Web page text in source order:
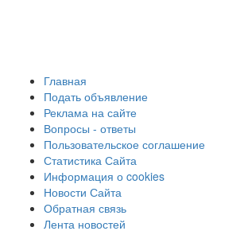
Главная
Подать объявление
Реклама на сайте
Вопросы - ответы
Пользовательское соглашение
Статистика Сайта
Информация о cookies
Новости Сайта
Обратная связь
Лента новостей